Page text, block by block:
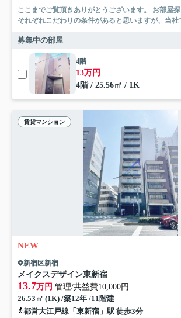
ここまでご覧頂きありがとうございます。 お部屋探しの際には、皆さま
それぞれこだわりの条件があると思いますが、当社
募集中の部屋
4階
13万円
4階 / 25.56㎡ / 1K
賃貸マンション
NEW
新宿区新宿
メイクスデザイン東新宿
13.7万円 管理/共益費10,000円
26.53㎡ (1K) /築12年 /11階建
都営大江戸線「東新宿」駅 徒歩3分